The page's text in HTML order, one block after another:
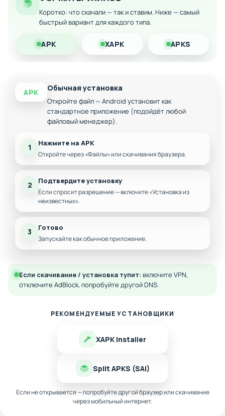
Открытые все предметы и достижения
Беспрепятственное прохождение всех
Коротко: что скачали — так и ставим. Ниже — самый
быстрый вариант для каждого типа.
APK XAPK APKS
APK Обычная установка
Откройте файл — Android установит как
стандартное приложение (подойдёт любой
файловый менеджер).
1 Нажмите на APK
Откройте через «Файлы» или скачивания браузера.
2 Подтвердите установку
Если спросит разрешение — включите «Установка из
неизвестных».
3 Готово
Запускайте как обычное приложение.
Если скачивание / установка тупит: включите VPN,
отключите AdBlock, попробуйте другой DNS.
РЕКОМЕНДУЕМЫЕ УСТАНОВЩИКИ
XAPK Installer
Split APKS (SAI)
Если не открывается — попробуйте другой браузер или скачивание
через мобильный интернет.